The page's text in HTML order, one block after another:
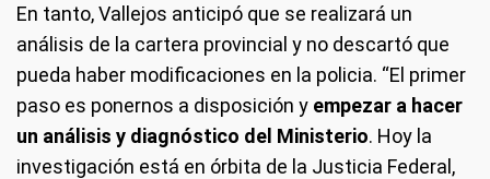
En tanto, Vallejos anticipó que se realizará un
análisis de la cartera provincial y no descartó que
pueda haber modificaciones en la policia. “El primer
paso es ponernos a disposición y empezar a hacer
un análisis y diagnóstico del Ministerio. Hoy la
investigación está en órbita de la Justicia Federal,